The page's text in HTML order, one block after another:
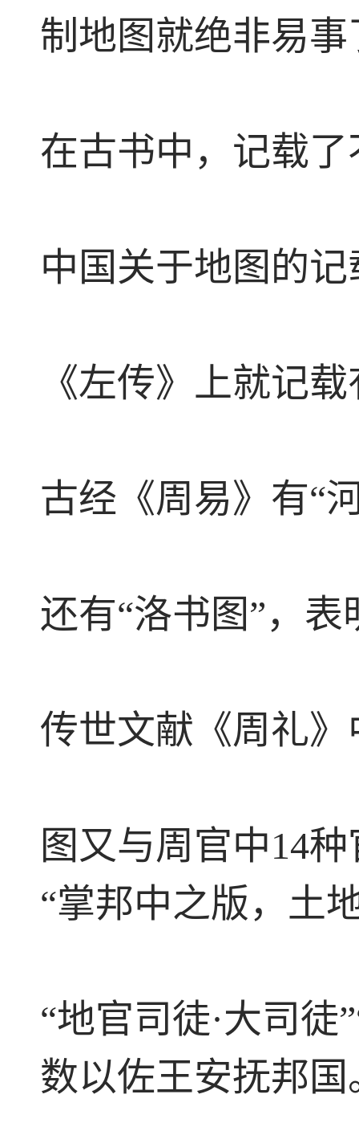
制地图就绝非易事
在古书中，记载
中国关于地图的
《左传》上就记
古经《周易》有“
还有“洛书图”，
传世文献《周礼
图又与周官中14
“掌邦中之版，土
“地官司徒·大司
数以佐王安抚邦国